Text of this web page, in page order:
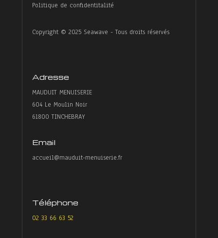
Politique de confidentitalité
Copyright © 2025 Seawave - Tous droits réservés
Adresse
MAUDUIT MENUISERIE
604 Le Moulin Noir
61800 TINCHEBRAY
Email
accueil@mauduit-menuiserie.fr
Téléphone
02 33 66 63 52